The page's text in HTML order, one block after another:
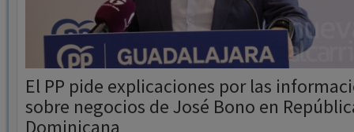
El PP pide explicaciones por las
sobre negocios de José Bono en
Dominicana
07/07/2026Redacción
El diputado autonómico del PP de Castilla-La Mancha por Guadalajara,